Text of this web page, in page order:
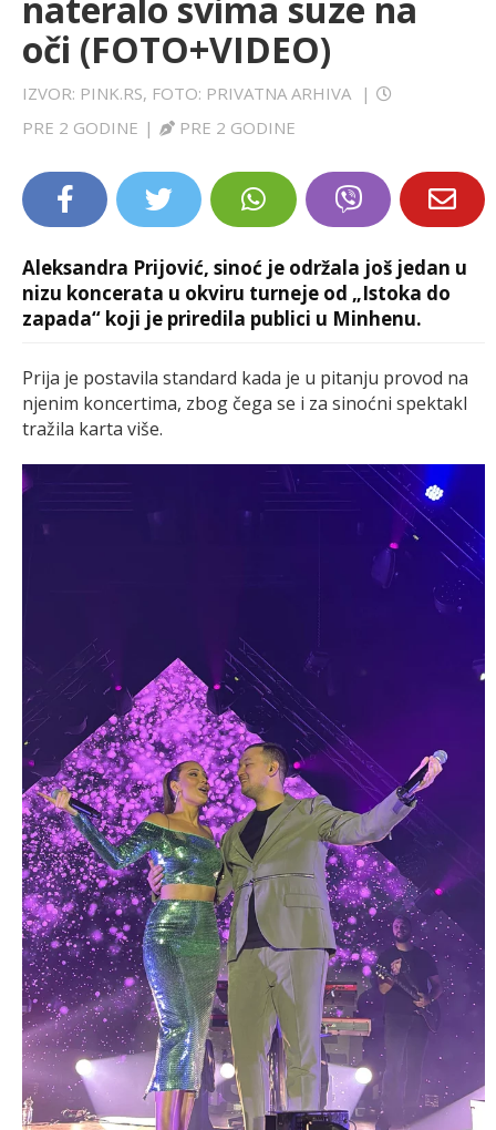
LIFESTYLE
oči (FOTO+VIDEO)
IZVOR: PINK.RS, FOTO: PRIVATNA ARHIVA
|
PRE 2 GODINE | PRE 2 GODINE
Aleksandra Prijović, sinoć je održala još jedan u
nizu koncerata u okviru turneje od „Istoka do
zapada“ koji je priredila publici u Minhenu.
Prija je postavila standard kada je u pitanju provod na
njenim koncertima, zbog čega se i za sinoćni spektakl
tražila karta više.